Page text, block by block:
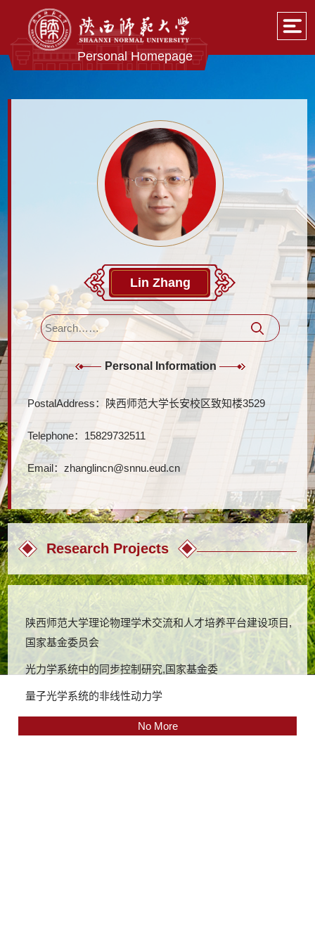
Personal Homepage
Lin Zhang
Personal Information
PostalAddress： 陕西师范大学长安校区致知楼3529
Telephone： 15829732511
Email：zhanglincn@snnu.eud.cn
Research Projects
陕西师范大学理论物理学术交流和人才培养平台建设项目,
国家基金委员会
光力学系统中的同步控制研究,国家基金委
量子光学系统的非线性动力学
No More